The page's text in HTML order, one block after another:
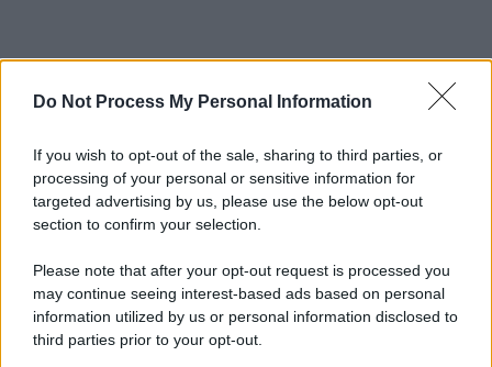
Do Not Process My Personal Information
If you wish to opt-out of the sale, sharing to third parties, or
processing of your personal or sensitive information for
targeted advertising by us, please use the below opt-out
section to confirm your selection.
Please note that after your opt-out request is processed you
may continue seeing interest-based ads based on personal
information utilized by us or personal information disclosed to
third parties prior to your opt-out.